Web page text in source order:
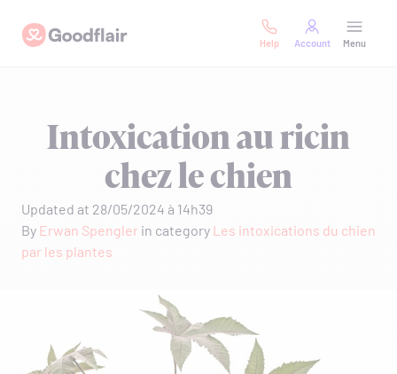
content
Goodflair
Help Account Menu
Intoxication au ricin
chez le chien
Updated at 28/05/2024 à 14h39
By Erwan Spengler in category Les intoxications du chien
par les plantes